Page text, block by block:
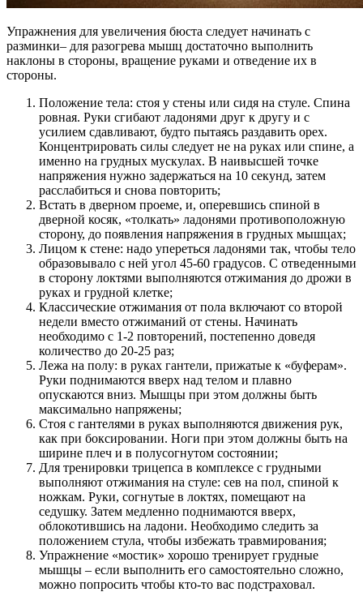
Упражнения для увеличения бюста следует начинать с
разминки– для разогрева мышц достаточно выполнить
наклоны в стороны, вращение руками и отведение их в
стороны.
Положение тела: стоя у стены или сидя на стуле. Спина
ровная. Руки сгибают ладонями друг к другу и с
усилием сдавливают, будто пытаясь раздавить орех.
Концентрировать силы следует не на руках или спине, а
именно на грудных мускулах. В наивысшей точке
напряжения нужно задержаться на 10 секунд, затем
расслабиться и снова повторить;
Встать в дверном проеме, и, оперевшись спиной в
дверной косяк, «толкать» ладонями противоположную
сторону, до появления напряжения в грудных мышцах;
Лицом к стене: надо упереться ладонями так, чтобы тело
образовывало с ней угол 45-60 градусов. С отведенными
в сторону локтями выполняются отжимания до дрожи в
руках и грудной клетке;
Классические отжимания от пола включают со второй
недели вместо отжиманий от стены. Начинать
необходимо с 1-2 повторений, постепенно доведя
количество до 20-25 раз;
Лежа на полу: в руках гантели, прижатые к «буферам».
Руки поднимаются вверх над телом и плавно
опускаются вниз. Мышцы при этом должны быть
максимально напряжены;
Стоя с гантелями в руках выполняются движения рук,
как при боксировании. Ноги при этом должны быть на
ширине плеч и в полусогнутом состоянии;
Для тренировки трицепса в комплексе с грудными
выполняют отжимания на стуле: сев на пол, спиной к
ножкам. Руки, согнутые в локтях, помещают на
седушку. Затем медленно поднимаются вверх,
облокотившись на ладони. Необходимо следить за
положением стула, чтобы избежать травмирования;
Упражнение «мостик» хорошо тренирует грудные
мышцы – если выполнить его самостоятельно сложно,
можно попросить чтобы кто-то вас подстраховал.